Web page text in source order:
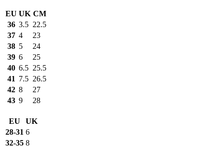
EU UK CM
36 3.5 22.5
37 4
23
38 5
24
39 6
25
40 6.5 25.5
41 7.5 26.5
42 8
27
43 9 28
EU
UK
28-31 6
32-35 8